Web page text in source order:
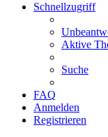
Schnellzugriff
Aktive
Suche
FAQ
Anmelden
Registrieren